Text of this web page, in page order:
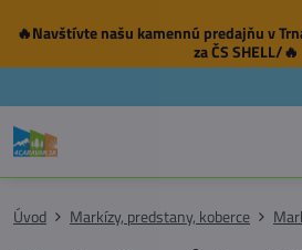
🔥Navštívte našu kamennú predajňuv
za ČS SHELL/🔥
Úvod Markízy, predstany, koberce